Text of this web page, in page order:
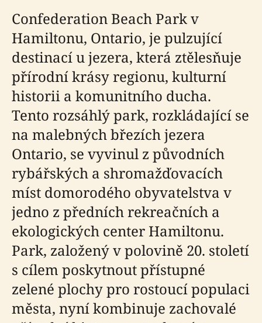
Confederation Beach Park v
Hamiltonu, Ontario, je pulzující
destinací u jezera, která ztělesňuje
přírodní krásy regionu, kulturní
historii a komunitního ducha.
Tento rozsáhlý park, rozkládající se
na malebných březích jezera
Ontario, se vyvinul z původních
rybářských a shromažďovacích
míst domorodého obyvatelstva v
jedno z předních rekreačních a
ekologických center Hamiltonu.
Park, založený v polovině 20. století
s cílem poskytnout přístupné
zelené plochy pro rostoucí populaci
města, nyní kombinuje zachovalé